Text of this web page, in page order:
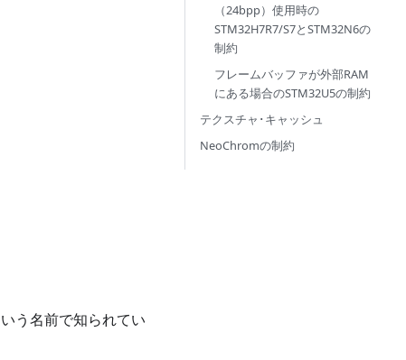
う名前で知られてい
（24bpp）使用時の
STM32H7R7/S7とSTM32N6の
制約
フレームバッファが外部RAM
にある場合のSTM32U5の制約
テクスチャ･キャッシュ
NeoChromの制約